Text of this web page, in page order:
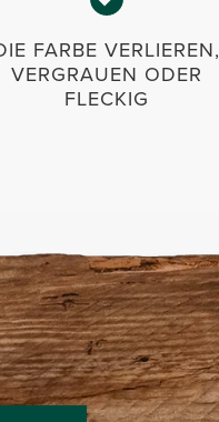
FARBE VERLIEREN,
VERGRAUEN ODER
FLECKIG